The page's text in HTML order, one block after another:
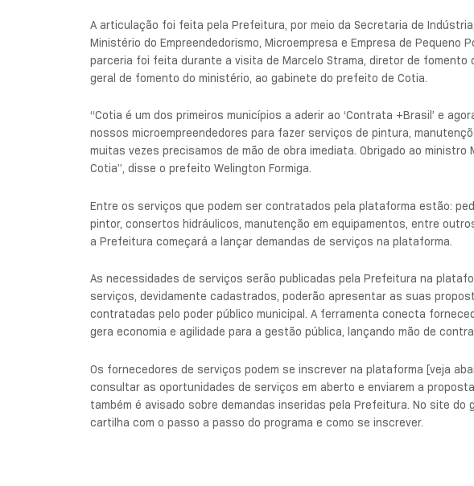
A articulação foi feita pela Prefeitura, por meio da Secretaria de
Ministério do Empreendedorismo, Microempresa e Empresa de Pequeno
parceria foi feita durante a visita de Marcelo Strama, diretor de fomento
geral de fomento do ministério, ao gabinete do prefeito de Cotia.
“Cotia é um dos primeiros municípios a aderir ao ‘Contrata +Brasil’ e
nossos microempreendedores para fazer serviços de pintura,
muitas vezes precisamos de mão de obra imediata. Obrigado ao ministro
Cotia”, disse o prefeito Welington Formiga.
Entre os serviços que podem ser contratados pela plataforma estão:
pintor, consertos hidráulicos, manutenção em equipamentos, entre
a Prefeitura começará a lançar demandas de serviços na plataforma.
As necessidades de serviços serão publicadas pela Prefeitura na
serviços, devidamente cadastrados, poderão apresentar as suas
contratadas pelo poder público municipal. A ferramenta conecta
gera economia e agilidade para a gestão pública, lançando mão de
Os fornecedores de serviços podem se inscrever na plataforma [veja
consultar as oportunidades de serviços em aberto e enviarem a
também é avisado sobre demandas inseridas pela Prefeitura. No site do
cartilha com o passo a passo do programa e como se inscrever.